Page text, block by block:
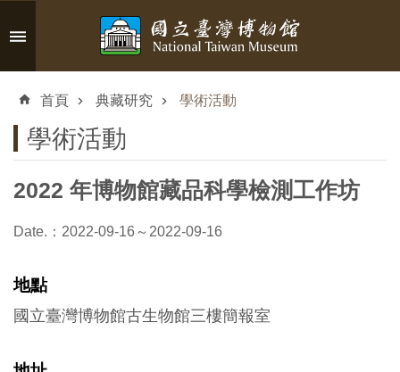
跳到主要內容區塊
搜
識
博
首頁 典藏研究 學術活動
學術活動
2022 年博物館藏品科學檢測工作坊
Date.：2022-09-16～2022-09-16
地點
國立臺灣博物館古生物館三樓簡報室